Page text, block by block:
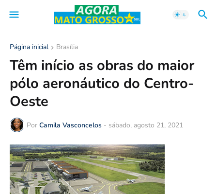
Página inicial Brasília
Têm início as obras do maior
pólo aeronáutico do Centro-
Oeste
Por Camila Vasconcelos - sábado, agosto 21, 2021